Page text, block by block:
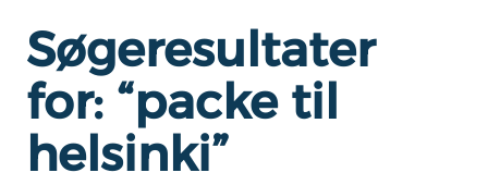
Søgeresultater
for: “packe til
helsinki”